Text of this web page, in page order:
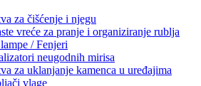
za čišćenje i njegu
vreće za pranje i organiziranje rublja
/ Fenjeri
neugodnih mirisa
za uklanjanje kamenca u uređajima
vlage